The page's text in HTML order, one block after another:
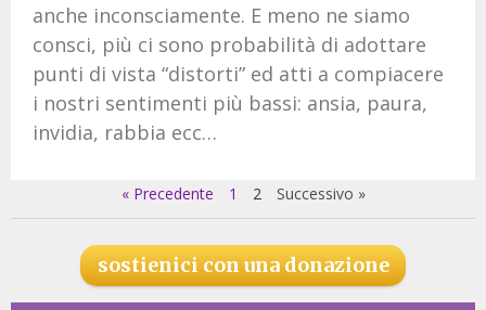
anche inconsciamente. E meno ne siamo
consci, più ci sono probabilità di adottare
punti di vista “distorti” ed atti a compiacere
i nostri sentimenti più bassi: ansia, paura,
invidia, rabbia ecc…
« Precedente 1 2 Successivo »
sostienici con una donazione